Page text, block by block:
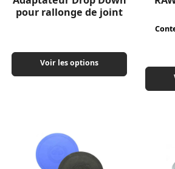
pour rallonge de joint
Voir les options